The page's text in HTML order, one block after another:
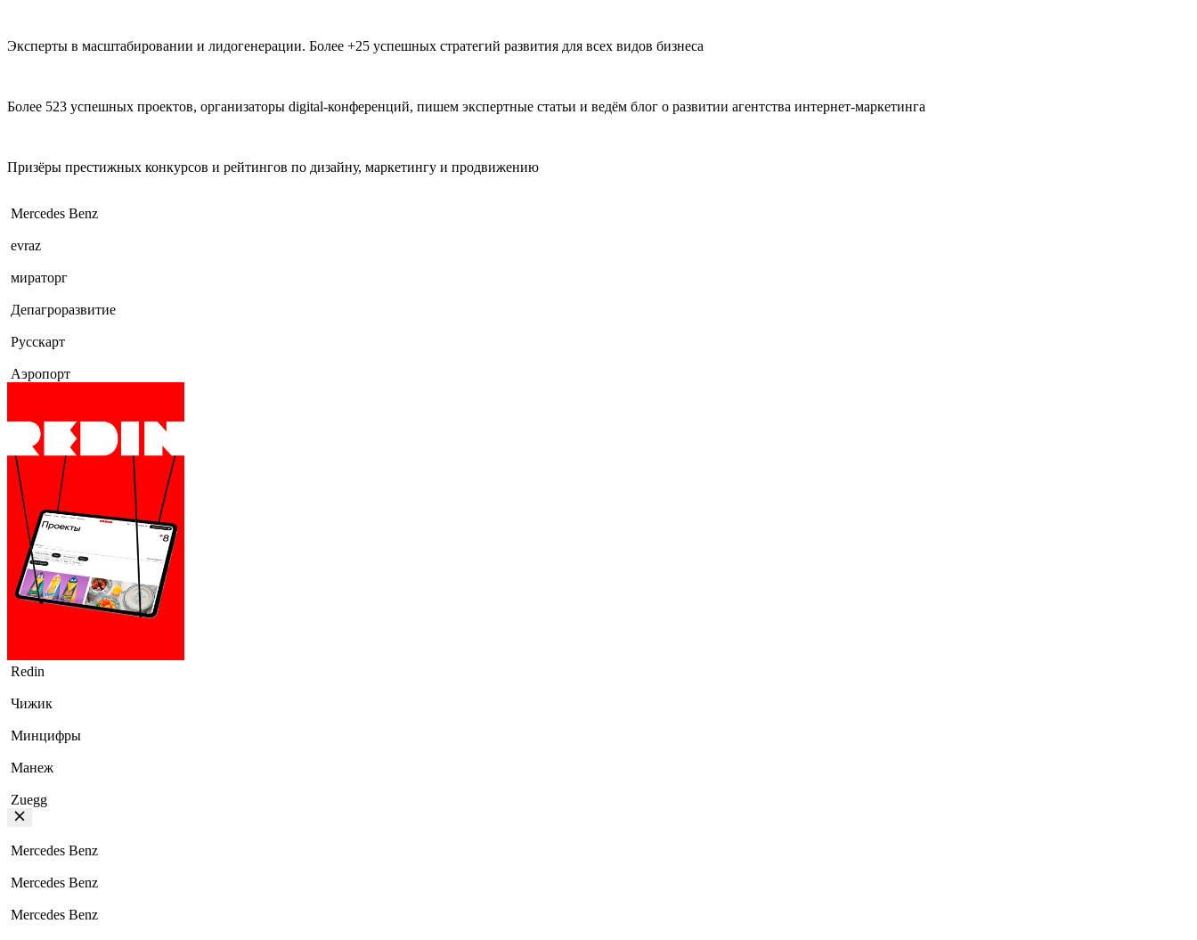
Эксперты в масштабировании и лидогенерации. Более +25 успешных стратегий развития для всех видов бизнеса
Более 523 успешных проектов, организаторы digital-конференций, пишем экспертные статьи и ведём блог о развитии агентства интернет-маркетинга
Призёры престижных конкурсов и рейтингов по дизайну, маркетингу и продвижению
Mercedes Benz
evraz
мираторг
Депагроразвитие
Русскарт
Аэропорт
Redin
Чижик
Минцифры
Манеж
Zuegg
Mercedes Benz
Mercedes Benz
Mercedes Benz